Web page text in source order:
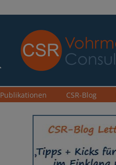
Publikationen CSR-Blog